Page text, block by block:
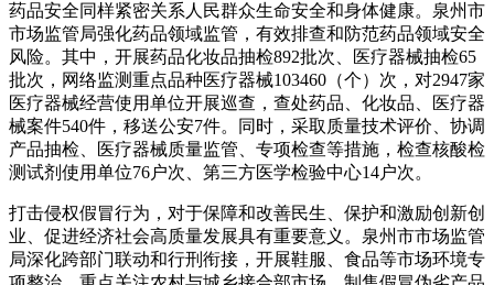
药品安全同样紧密关系人民群众生命安全和身体健康。泉州市
市场监管局强化药品领域监管，有效排查和防范药品领域安全
风险。其中，开展药品化妆品抽检892批次、医疗器械抽检65
批次，网络监测重点品种医疗器械103460（个）次，对2947家
医疗器械经营使用单位开展巡查，查处药品、化妆品、医疗器
械案件540件，移送公安7件。同时，采取质量技术评价、协调
产品抽检、医疗器械质量监管、专项检查等措施，检查核酸检
测试剂使用单位76户次、第三方医学检验中心14户次。
打击侵权假冒行为，对于保障和改善民生、保护和激励创新创
业、促进经济社会高质量发展具有重要意义。泉州市市场监管
局深化跨部门联动和行刑衔接，开展鞋服、食品等市场环境专